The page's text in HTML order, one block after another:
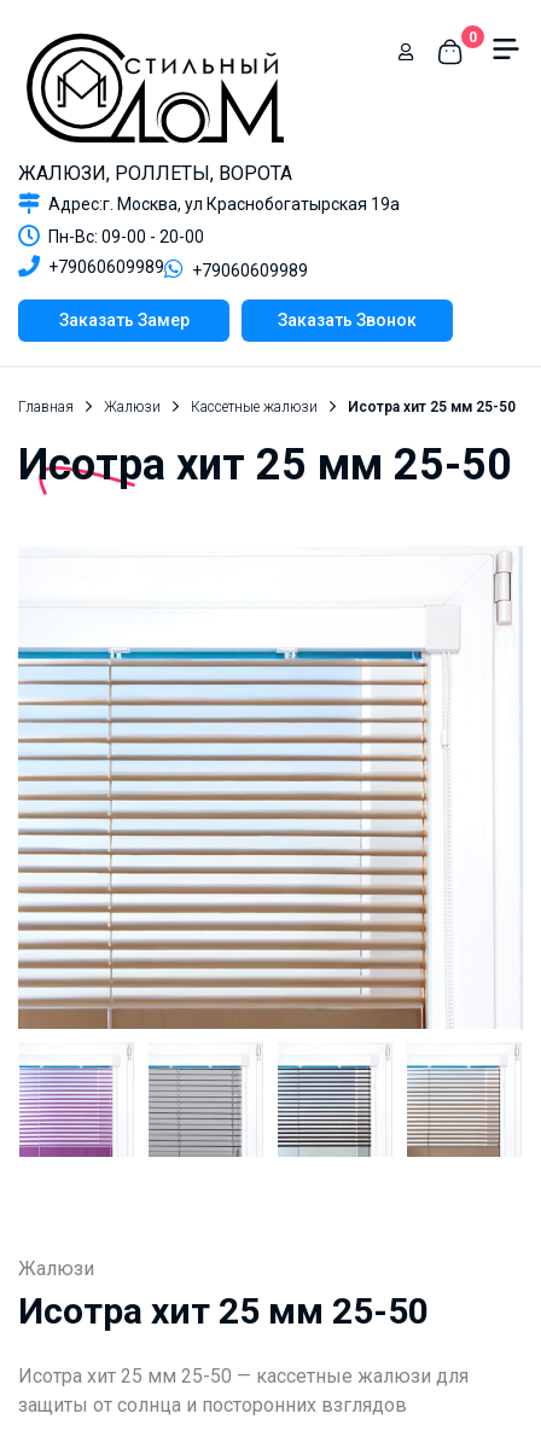
ЖАЛЮЗИ, РОЛЛЕТЫ, ВОРОТА
Адрес:г. Москва, ул Краснобогатырская 19а
Пн-Вс: 09-00 - 20-00
+79060609989
+79060609989
Заказать Замер Заказать Звонок
0
Главная Жалюзи Кассетные жалюзи Исотра хит 25 мм 25-50
Исотра хит 25 мм 25-50
Жалюзи
Исотра хит 25 мм 25-50
Исотра хит 25 мм 25-50 — кассетные жалюзи для
защиты от солнца и посторонних взглядов